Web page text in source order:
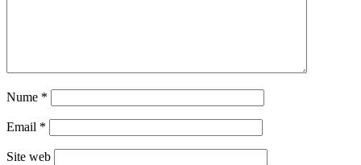
Nume *
Email *
Site web